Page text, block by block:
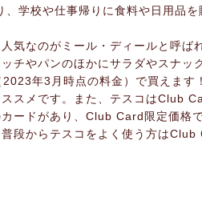
、学校や仕事帰りに食料や日用品
気なのがミール・ディールと呼ば
チやパンのほかにサラダやスナッ
2023年3月時点の料金）で買えます
スメです。また、テスコはClub
カードがあり、Club Card限定価格
段からテスコをよく使う方はClub